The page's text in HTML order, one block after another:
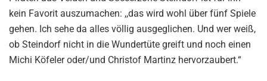
kein Favorit auszumachen: ,,das wird wohl über fünf Spiele
gehen. Ich sehe da alles völlig ausgeglichen. Und wer weiß,
ob Steindorf nicht in die Wundertüte greift und noch einen
Michi Köfeler oder/und Christof Martinz hervorzaubert.“